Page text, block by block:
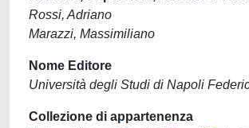
Rossi, Adriano
Marazzi, Massimiliano
Nome Editore
Università degli Studi di Napoli
Collezione di appartenenza